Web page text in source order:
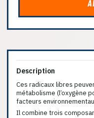
Description
Ces radicaux libres
métabolisme (l’oxygène
facteurs
Il combine trois